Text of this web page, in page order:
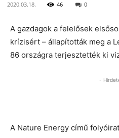
2020.03.18. 46 0
A gazdagok a felelősek
krízisért – állapították meg a
86 országra terjesztették ki
-
A Nature Energy című